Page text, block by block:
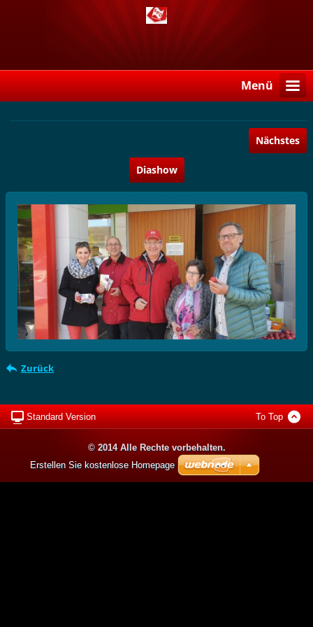
Menü
Nächstes
Diashow
Zurück
Standard Version To Top
© 2014 Alle Rechte vorbehalten.
Erstellen Sie kostenlose Homepage